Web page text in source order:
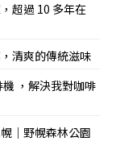
超過 10 多年在
清爽的傳統滋味
，解決我對咖啡
｜野幌森林公園